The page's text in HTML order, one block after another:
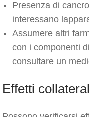
Presenza di
interessano
Assumere altri
con i componenti
consultare un
Effetti